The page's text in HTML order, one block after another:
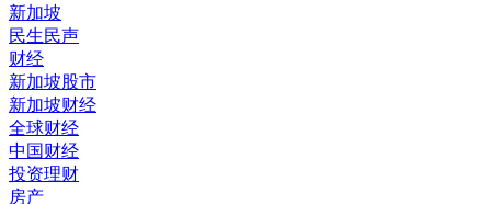
新加坡
民生民声
财经
新加坡股市
新加坡财经
全球财经
中国财经
投资理财
房产